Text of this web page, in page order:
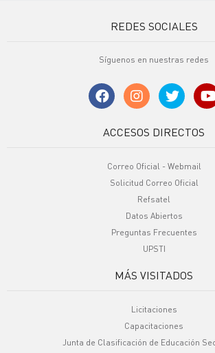
REDES SOCIALES
Síguenos en nuestras redes
ACCESOS DIRECTOS
Correo Oficial - Webmail
Solicitud Correo Oficial
Refsatel
Datos Abiertos
Preguntas Frecuentes
UPSTI
MÁS VISITADOS
Licitaciones
Capacitaciones
Junta de Clasificación de Educación